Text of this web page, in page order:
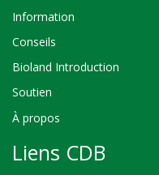
Information
Conseils
Bioland Introduction
Soutien
À propos
Liens CDB